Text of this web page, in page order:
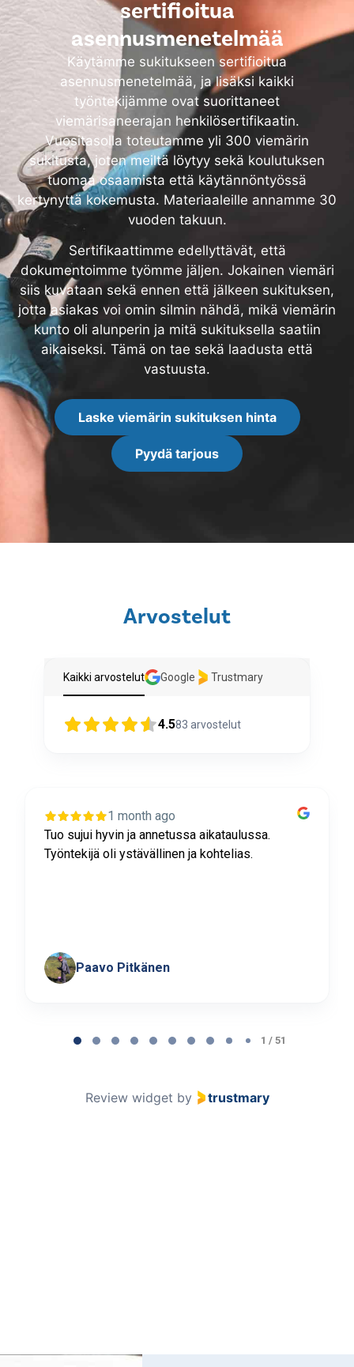
sertifioitua
asennusmenetelmää
Käytämme sukitukseen sertifioitua
asennusmenetelmää, ja lisäksi kaikki
työntekijämme ovat suorittaneet
viemärisaneerajan henkilösertifikaatin.
Vuositasolla toteutamme yli 300 viemärin
sukitusta, joten meiltä löytyy sekä koulutuksen
tuomaa osaamista että käytännöntyössä
kertynyttä kokemusta. Materiaaleille annamme 30
vuoden takuun.
Sertifikaattimme edellyttävät, että
dokumentoimme työmme jäljen. Jokainen viemäri
siis kuvataan sekä ennen että jälkeen sukituksen,
jotta asiakas voi omin silmin nähdä, mikä viemärin
kunto oli alunperin ja mitä sukituksella saatiin
aikaiseksi. Tämä on tae sekä laadusta että
vastuusta.
Laske viemärin sukituksen hinta
Pyydä tarjous
Arvostelut
Kaikki arvostelut Google Trustmary
4.583 arvostelut
1 month ago
Tuo sujui hyvin ja annetussa aikataulussa.
Työntekijä oli ystävällinen ja kohtelias.
Paavo Pitkänen
1 / 51
Review widget by trustmary